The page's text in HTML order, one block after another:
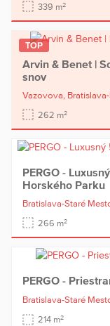
339 m2
TOP
Arvin & Benet |
snov
Vazovova,
262 m2
PERGO -
Horského Parku
Bratislava-Staré
266 m2
PERGO -
Bratislava-Staré
214 m2